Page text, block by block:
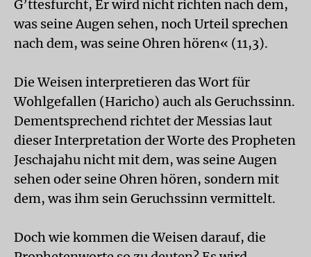
G’ttesfurcht, Er wird nicht richten nach dem,
was seine Augen sehen, noch Urteil sprechen
nach dem, was seine Ohren hören« (11,3).
Die Weisen interpretieren das Wort für
Wohlgefallen (Haricho) auch als Geruchssinn.
Dementsprechend richtet der Messias laut
dieser Interpretation der Worte des Propheten
Jeschajahu nicht mit dem, was seine Augen
sehen oder seine Ohren hören, sondern mit
dem, was ihm sein Geruchssinn vermittelt.
Doch wie kommen die Weisen darauf, die